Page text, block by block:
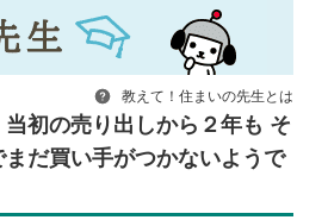
教えて！住まいの先生とは
初の売り出しから２年も そ
だ買い手がつかないようで